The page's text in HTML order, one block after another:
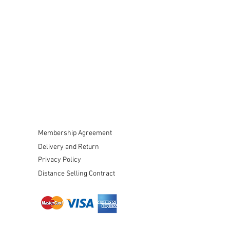
Membership Agreement
Delivery and Return
Privacy Policy
Distance Selling Contract